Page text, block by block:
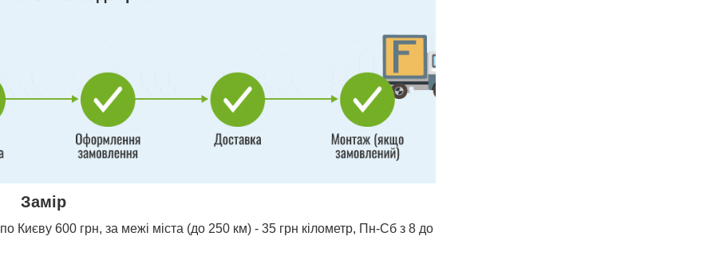
Замір
Києву 600 грн, за межі міста (до 250 км) - 35 грн кілометр, Пн-Сб з 8 до